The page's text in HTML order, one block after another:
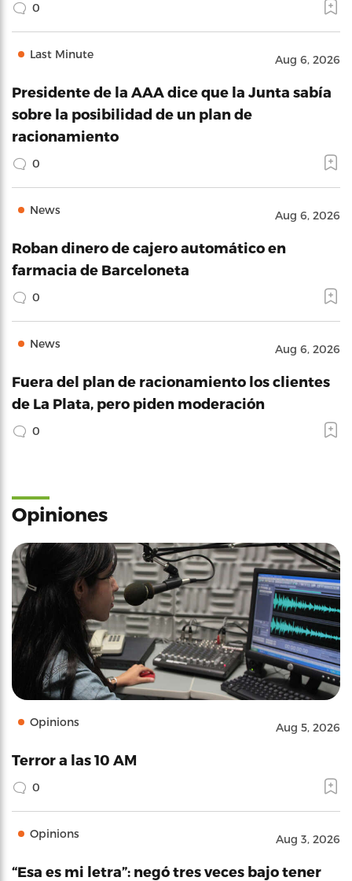
0
Last Minute Aug 6, 2026
Presidente de la AAA dice que la Junta sabía
sobre la posibilidad de un plan de
racionamiento
0
News Aug 6, 2026
Roban dinero de cajero automático en
farmacia de Barceloneta
0
News Aug 6, 2026
Fuera del plan de racionamiento los clientes
de La Plata, pero piden moderación
0
Opiniones
Opinions Aug 5, 2026
Terror a las 10 AM
0
Opinions Aug 3, 2026
“Esa es mi letra”: negó tres veces bajo tener